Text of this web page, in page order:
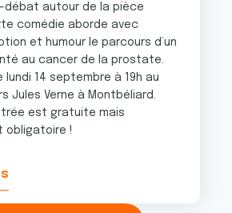
autour de la pièce
comédie aborde avec
et humour le parcours d’un
au cancer de la prostate.
lundi 14 septembre à 19h au
Jules Verne à Montbéliard.
est gratuite mais
obligatoire !